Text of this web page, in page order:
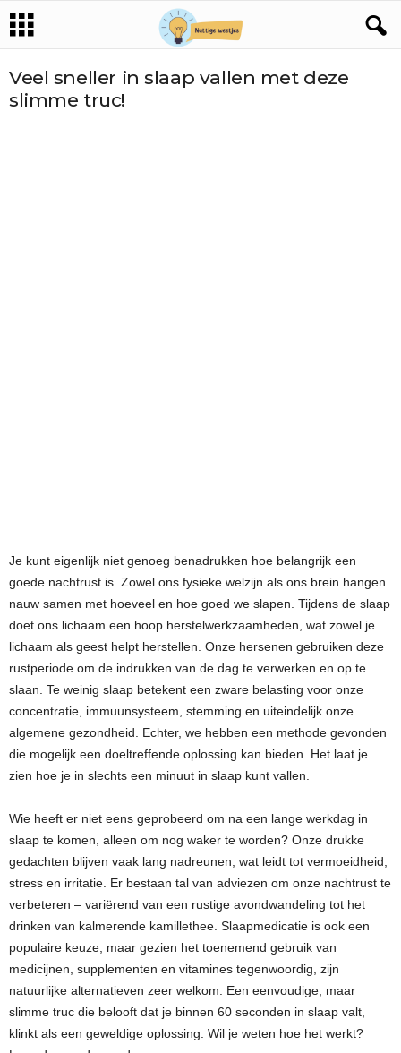
Veel sneller in slaap vallen met deze
slimme truc!
Je kunt eigenlijk niet genoeg benadrukken hoe belangrijk een
goede nachtrust is. Zowel ons fysieke welzijn als ons brein hangen
nauw samen met hoeveel en hoe goed we slapen. Tijdens de slaap
doet ons lichaam een hoop herstelwerkzaamheden, wat zowel je
lichaam als geest helpt herstellen. Onze hersenen gebruiken deze
rustperiode om de indrukken van de dag te verwerken en op te
slaan. Te weinig slaap betekent een zware belasting voor onze
concentratie, immuunsysteem, stemming en uiteindelijk onze
algemene gezondheid. Echter, we hebben een methode gevonden
die mogelijk een doeltreffende oplossing kan bieden. Het laat je
zien hoe je in slechts een minuut in slaap kunt vallen.
Wie heeft er niet eens geprobeerd om na een lange werkdag in
slaap te komen, alleen om nog waker te worden? Onze drukke
gedachten blijven vaak lang nadreunen, wat leidt tot vermoeidheid,
stress en irritatie. Er bestaan tal van adviezen om onze nachtrust te
verbeteren – variërend van een rustige avondwandeling tot het
drinken van kalmerende kamillethee. Slaapmedicatie is ook een
populaire keuze, maar gezien het toenemend gebruik van
medicijnen, supplementen en vitamines tegenwoordig, zijn
natuurlijke alternatieven zeer welkom. Een eenvoudige, maar
slimme truc die belooft dat je binnen 60 seconden in slaap valt,
klinkt als een geweldige oplossing. Wil je weten hoe het werkt?